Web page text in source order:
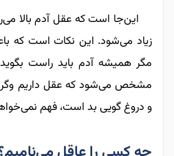
این‌جا است که عقل آدم بالا
زیاد می‌شود. این نکات است که
مگر همیشه آدم باید راست
مشخص می‌شود که عقل داریم
و دروغ گویی بد است، فهم